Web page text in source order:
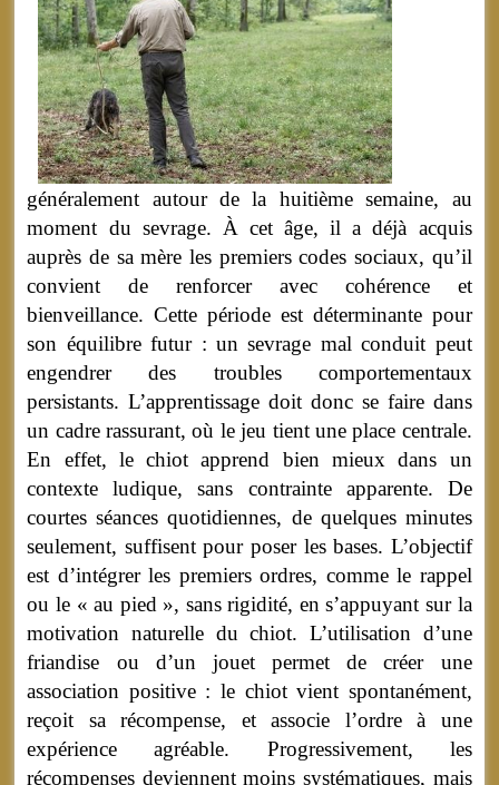
généralement autour de la huitième semaine, au
moment du sevrage. À cet âge, il a déjà acquis
auprès de sa mère les premiers codes sociaux, qu’il
convient de renforcer avec cohérence et
bienveillance. Cette période est déterminante pour
son équilibre futur : un sevrage mal conduit peut
engendrer des troubles comportementaux
persistants. L’apprentissage doit donc se faire dans
un cadre rassurant, où le jeu tient une place centrale.
En effet, le chiot apprend bien mieux dans un
contexte ludique, sans contrainte apparente. De
courtes séances quotidiennes, de quelques minutes
seulement, suffisent pour poser les bases. L’objectif
est d’intégrer les premiers ordres, comme le rappel
ou le « au pied », sans rigidité, en s’appuyant sur la
motivation naturelle du chiot. L’utilisation d’une
friandise ou d’un jouet permet de créer une
association positive : le chiot vient spontanément,
reçoit sa récompense, et associe l’ordre à une
expérience agréable. Progressivement, les
récompenses deviennent moins systématiques, mais